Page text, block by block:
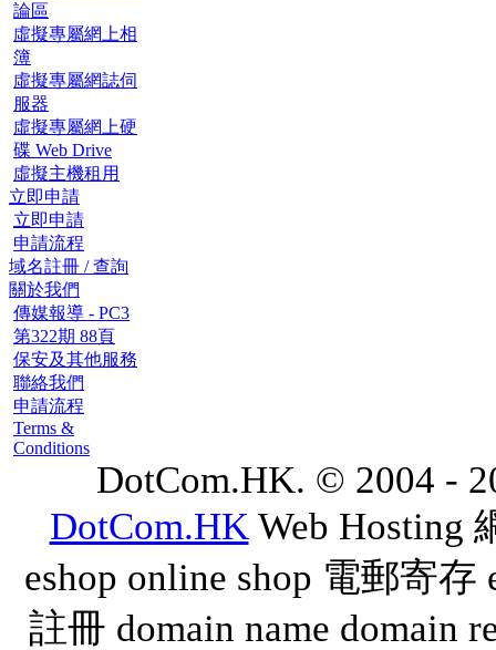
論區
虛擬專屬網上相
簿
虛擬專屬網誌伺
服器
虛擬專屬網上硬
碟 Web Drive
虛擬主機租用
立即申請
立即申請
申請流程
域名註冊 / 查詢
關於我們
傳媒報導 - PC3
第322期 88頁
保安及其他服務
聯絡我們
申請流程
Terms &
Conditions
DotCom.HK. © 2004 -
DotCom.HK Web Hosting
eshop online shop 電郵寄
註冊 domain name domain